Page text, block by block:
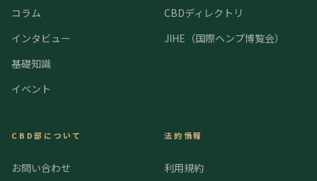
コラム
インタビュー
基礎知識
イベント
CBDディレクトリ
JIHE（国際ヘンプ博覧会）
CBD部について
お問い合わせ
法的情報
利用規約